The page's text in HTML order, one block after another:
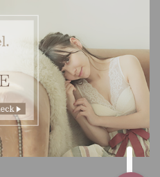
ダイエット
アップ（育乳）
ブラの基礎知識